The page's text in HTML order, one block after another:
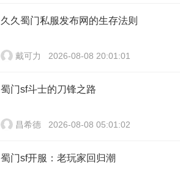
久久蜀门私服发布网的生存法则
戴可力 2026-08-08 20:01:01
蜀门sf斗士的刀锋之路
昌希德 2026-08-08 05:01:02
蜀门sf开服：老玩家回归潮